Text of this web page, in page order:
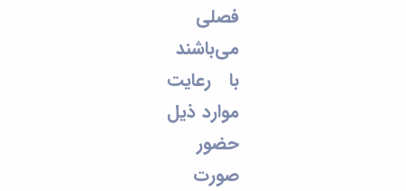
فصلی
می‌باشند
با رعایت
موارد ذیل
حضور
صورت